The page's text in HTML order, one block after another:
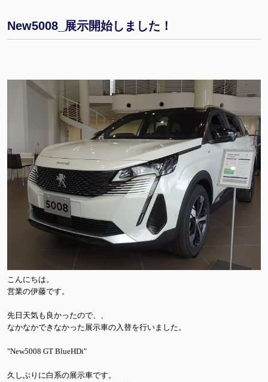
New5008_展示開始しました！
こんにちは。
営業の伊藤です。
先日天気も良かったので、、
なかなかできなかった展示車の入替を行いました。
"New5008 GT BlueHDi"
久しぶりに白系の展示車です。